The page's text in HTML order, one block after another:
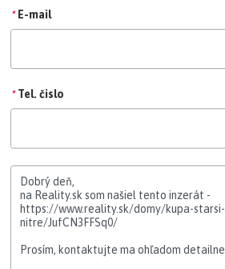
* E-mail
* Tel. čislo